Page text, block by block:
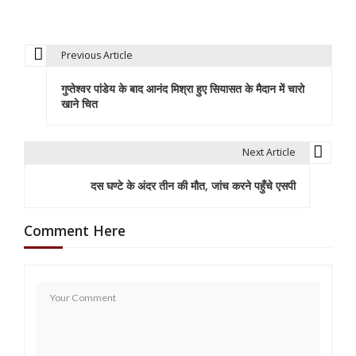
v
Previous Article
गुप्तेश्वर पांडेय के बाद आनंद मिश्रा हुए सियासत के मैदान में चारो
खाने चित
Next Article
दस घण्टे के अंदर तीन की मौत, जांच करने पहुँचे एसपी
Comment Here